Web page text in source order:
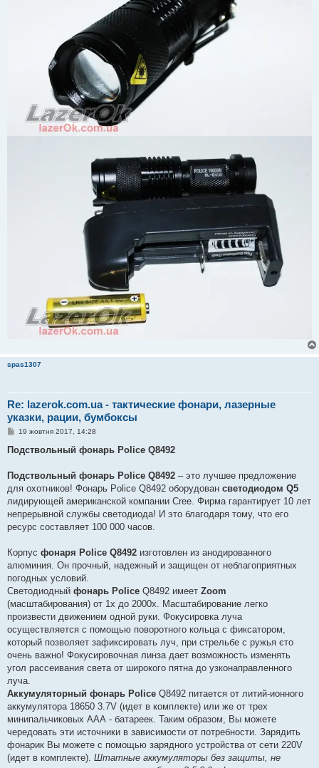
spas1307
Re: lazerok.com.ua - тактические фонари, лазерные
указки, рации, бумбоксы
П
в
о
м
л
е
н
н
я
19 жовтня 2017, 14:28
Подствольный фонарь Police Q8492
Подствольный фонарь Police Q8492 – это лучшее предложение
для охотников! Фонарь Police Q8492 оборудован светодиодом Q5
лидирующей американской компании Cree. Фирма гарантирует 10 лет
непрерывной службы светодиода! И это благодаря тому, что его
ресурс составляет 100 000 часов.
Корпус фонаря Police Q8492 изготовлен из анодированного
алюминия. Он прочный, надежный и защищен от неблагоприятных
погодных условий.
Светодиодный фонарь Police Q8492 имеет Zoom
(масштабирования) от 1х до 2000х. Масштабирование легко
произвести движением одной руки. Фокусировка луча
осуществляется с помощью поворотного кольца с фиксатором,
который позволяет зафиксировать луч, при стрельбе с ружья єто
очень важно! Фокусировочная линза дает возможность изменять
угол рассеивания света от широкого пятна до узконаправленного
луча.
Аккумуляторный фонарь Police Q8492 питается от литий-ионного
аккумулятора 18650 3.7V (идет в комплекте) или же от трех
минипальчиковых ААА - батареек. Таким образом, Вы можете
чередовать эти источники в зависимости от потребности. Зарядить
фонарик Вы можете с помощью зарядного устройства от сети 220V
(идет в комплекте). Штатные аккумуляторы без защиты, не